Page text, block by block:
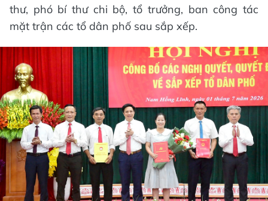
thư, phó bí thư chi bộ, tổ trưởng, ban công tác
mặt trận các tổ dân phố sau sắp xếp.